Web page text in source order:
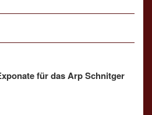
für das Arp Schnitger